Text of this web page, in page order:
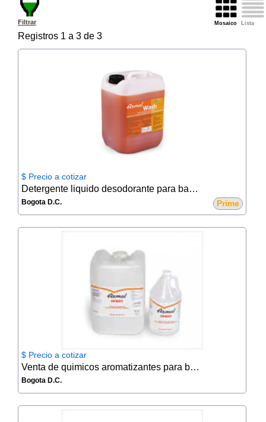
Filtrar Lista
Mosaico
Registros 1 a 3 de 3
$ Precio a cotizar
Detergente liquido desodorante para baño portátil 5gl
Bogota D.C. Prime
$ Precio a cotizar
Venta de quimicos aromatizantes para baño
Bogota D.C.